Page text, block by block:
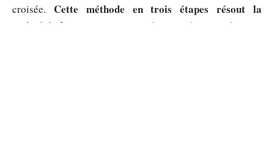
croisée. Cette méthode en trois étapes résout la
majorité des cas
sans avoir besoin de consulter un